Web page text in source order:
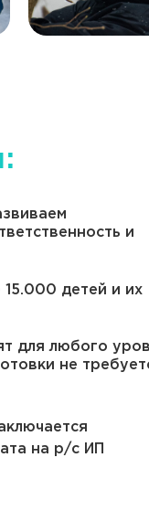
и
детей и их
для любого
не
на р/с ИП